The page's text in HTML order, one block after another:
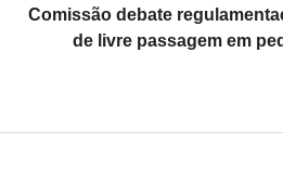
Comissão debate
de livre passagem em